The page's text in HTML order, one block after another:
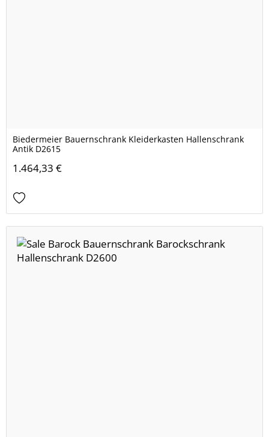
Biedermeier Bauernschrank Kleiderkasten Hallenschrank
Antik D2615
1.464,33 €